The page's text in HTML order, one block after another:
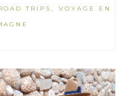
TRIPS , VOYAGE EN